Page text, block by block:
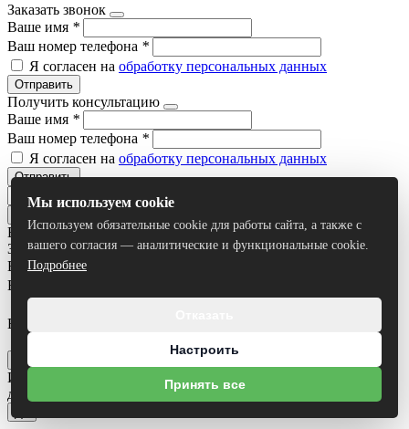
Заказать звонок
Ваше имя *
Ваш номер телефона *
Я согласен на обработку персональных данных
Отправить
Получить консультацию
Ваше имя *
Ваш номер телефона *
Я согласен на обработку персональных данных
Отправить
Все результаты
Задать вопрос
Ваше имя*
Ваш номер телефона
Ваш вопрос
обработку персональных данных
Исполнилось ли вам 18 лет?
доступны только для лиц достигших 18 лет!
Мы используем cookie
Используем обязательные cookie для работы сайта, а также с
вашего согласия — аналитические и функциональные cookie.
Подробнее
Настроить
Принять все